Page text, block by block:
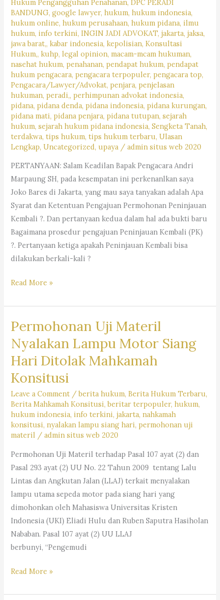
Hukum Pengangguhan Penahanan,DPC PERADI
BANDUNG,google lawyer,hukum,hukum indonesia,
hukum online,hukum perusahaan,hukum pidana, ilmu
hukum, info terkini,INGIN JADI ADVOKAT,jakarta,jaksa,
jawa barat,,kabar indonesia,kepolisian,Konsultasi
Hukum,,kuhp,legal opinion,macam-mcam hukuman,
nasehat hukum,penahanan,pendapat hukum,pendapat
hukum pengacara,pengacara terpopuler,pengacara top,
Pengacara/Lawyer/Advokat,penjara,penjelasan
hukuman,peradi,,perhimpunan advokat indonesia,
pidana,pidana denda,pidana indonesia,pidana kurungan,
pidana mati,pidana penjara,pidana tutupan,sejarah
hukum,sejarah hukum pidana indonesia,Sengketa Tanah,
terdakwa,tips hukum,tips hukum terbaru,Ulasan
Lengkap,Uncategorized,upaya /admin situs web 2020
PERTANYAAN: Salam Keadilan Bapak Pengacara Andri
Marpaung SH, pada kesempatan ini perkenanlkan saya
Joko Bares di Jakarta, yang mau saya tanyakan adalah Apa
Syarat dan Ketentuan Pengajuan Permohonan Peninjauan
Kembali ?. Dan pertanyaan kedua dalam hal ada bukti baru
Bagaimana prosedur pengajuan Peninjauan Kembali (PK)
?. Pertanyaan ketiga apakah Peninjauan Kembali bisa
dilakukan berkali-kali ?
ULASAN
MENGENAI
PENINJAUAN
(request
civil)
Read More »
Permohonan Uji Materil
Nyalakan Lampu Motor Siang
Hari Ditolak Mahkamah
Konsitusi
Leave a Comment /berita hukum,Berita Hukum Terbaru,
Berita Mahkamah Konsitusi,beritar terpopuler,hukum,
hukum indonesia, info terkini,jakarta,nahkamah
konsitusi,nyalakan lampu siang hari,permohonan uji
materil /admin situs web 2020
Permohonan Uji Materil terhadap Pasal 107 ayat (2) dan
Pasal 293 ayat (2) UU No. 22 Tahun 2009 tentang Lalu
Lintas dan Angkutan Jalan (LLAJ) terkait menyalakan
lampu utama sepeda motor pada siang hari yang
dimohonkan oleh Mahasiswa Universitas Kristen
Indonesia (UKI) Eliadi Hulu dan Ruben Saputra Hasiholan
Nababan. Pasal 107 ayat (2) UU LLAJ
berbunyi, “Pengemudi
Permohonan
Materil
Read More »